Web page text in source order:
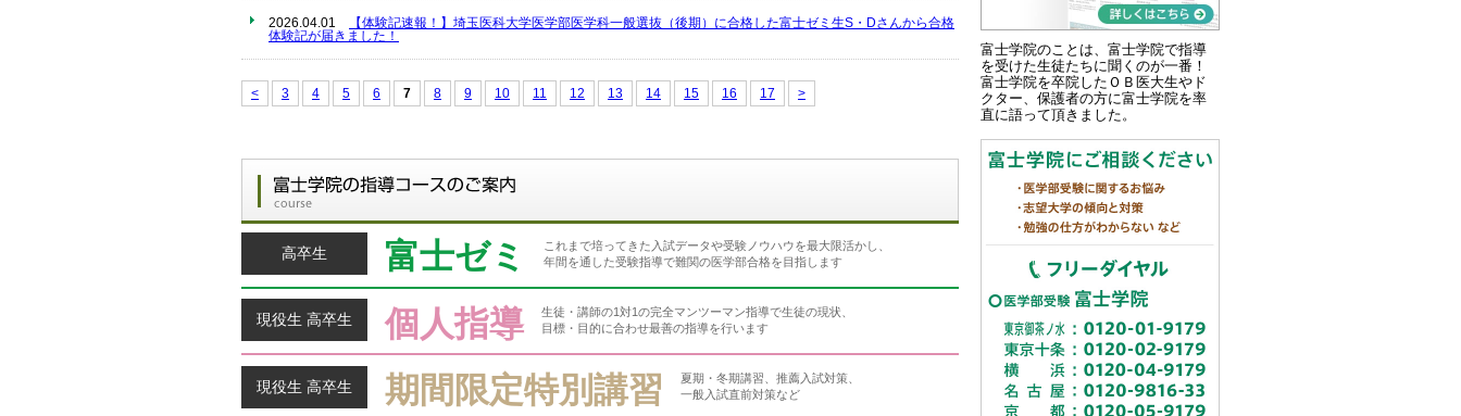
2026.04.01
【体験記速報！】埼玉医科大学医学部医学科一般選抜（後期）に合格した富士ゼミ生S・Dさんから合格
体験記が届きました！
< 3 4 5 6 7 8 9 10 11 12 13 14 15 16 17 >
高卒生 富士ゼミ
これまで培ってきた入試データや受験ノウハウを最大限活かし、
年間を通した受験指導で難関の医学部合格を目指します
現役生 高卒生 個人指導
生徒・講師の1対1の完全マンツーマン指導で生徒の現状、
目標・目的に合わせ最善の指導を行います
現役生 高卒生 期間限定特別講習
夏期・冬期講習、推薦入試対策、
一般入試直前対策など
富士学院のことは、富士学院で指導
を受けた生徒たちに聞くのが一番！
富士学院を卒院したＯＢ医大生やド
クター、保護者の方に富士学院を率
直に語って頂きました。